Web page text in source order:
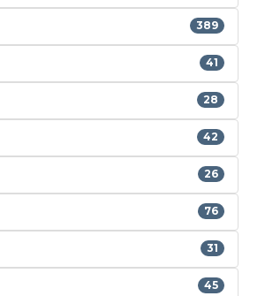
389
41
28
42
26
76
31
45